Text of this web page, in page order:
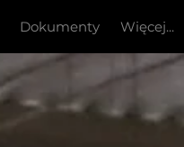
Dokumenty Więcej...